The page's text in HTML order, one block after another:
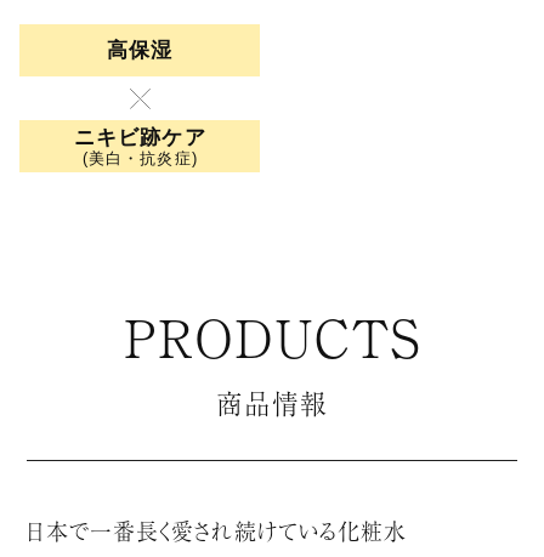
高保湿
ニキビ跡ケア
(美白・抗炎症)
PRODUCTS
商品情報
日本で一番長く愛され続けている化粧水